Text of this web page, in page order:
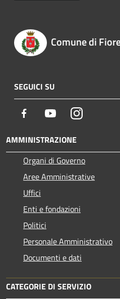
Comune di
SEGUICI SU
Facebook YoutubeInstagram
AMMINISTRAZIONE
Organi di Governo
Aree Amministrative
Uffici
Enti e fondazioni
Politici
Personale Amministrativo
Documenti e dati
CATEGORIE DI SERVIZIO